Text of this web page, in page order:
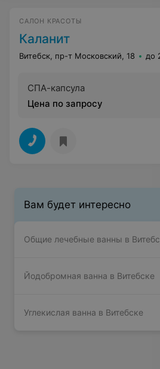
САЛОН КРАСОТЫ
Каланит
Витебск, пр-т Московский, 18 до
СПА-капсула
Цена по запросу
Вам будет интересно
Общие лечебные ванны в
Йодобромная ванна в Витебске
Углекислая ванна в Витебске